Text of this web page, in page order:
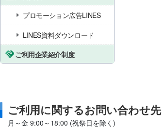
プロモーション広告LINES
LINES資料ダウンロード
ご利用企業紹介制度
ご利用に関するお問い合わせ先
月～金 9:00～18:00 (祝祭日を除く)